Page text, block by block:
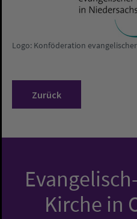
Logo: Konföderation
Zurück
Kirche in